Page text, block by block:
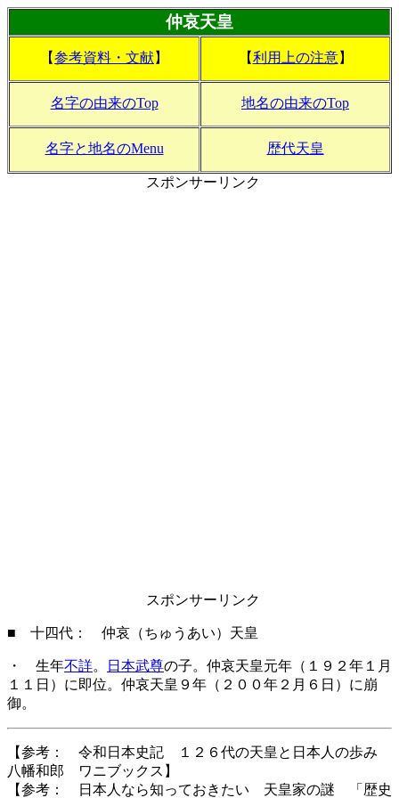
仲哀天皇
【参考資料・文献】 【利用上の注意】
名字の由来のTop 地名の由来のTop
名字と地名のMenu 歴代天皇
スポンサーリンク
スポンサーリンク
■ 十四代： 仲哀（ちゅうあい）天皇
・ 生年不詳。 日本武尊の子。仲哀天皇元年（１９２年１月
１１日）に即位。仲哀天皇９年（２００年２月６日）に崩
御。
【参考： 令和日本史記 １２６代の天皇と日本人の歩み
八幡和郎 ワニブックス】
【参考： 日本人なら知っておきたい 天皇家の謎 「歴史